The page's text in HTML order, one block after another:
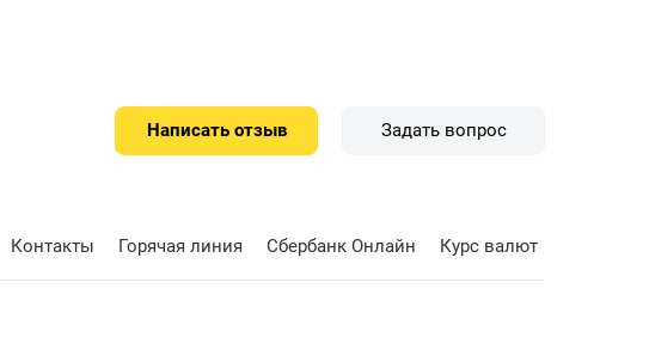
Написать отзыв Задать вопрос
Контакты Горячая линия Сбербанк Онлайн Курс валют